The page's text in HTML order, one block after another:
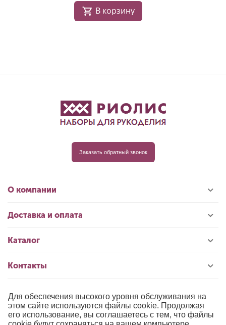
В корзину
Заказать обратный звонок
О компании
Доставка и оплата
Каталог
Контакты
© 1996-2026 «РИОЛИС»
Публичная оферта
Для обеспечения высокого уровня обслуживания на
этом сайте используются файлы cookie. Продолжая
его использование, вы соглашаетесь с тем, что файлы